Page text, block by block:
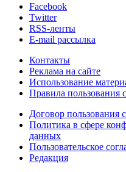
Facebook
Twitter
RSS-ленты
E-mail рассылка
Контакты
Реклама на сайте
Использование
Правила пользования
Договор пользования
Политика в сфере
данных
Пользовательское
Редакция